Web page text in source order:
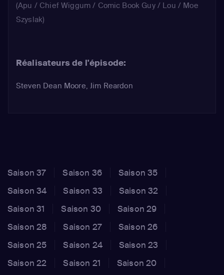
(Apu / Chief Wiggum / Comic Book Guy / Lou / Moe
Szyslak)
Réalisateurs de l'épisode:
Steven Dean Moore, Jim Reardon
Saison 37 Saison 36
Saison 35
Saison 34
Saison 33
Saison 32
Saison 31
Saison 30
Saison 29
Saison 28
Saison 27
Saison 26
Saison 25
Saison 24
Saison 23
Saison 22
Saison 21
Saison 20